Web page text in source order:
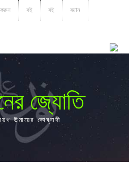
বই বই বয়ান
জ্যোতি
উমায়ের কোব্বাদী